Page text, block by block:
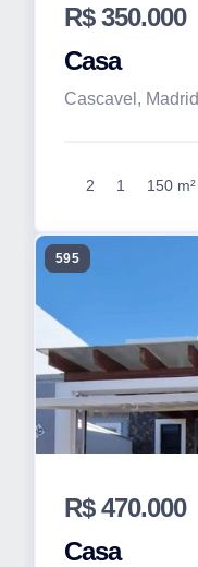
R$ 350.000
Casa
Cascavel, Madrid
2 1 150 m²
595
R$ 470.000
Casa